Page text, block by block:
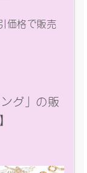
価格で販売
グ」の販